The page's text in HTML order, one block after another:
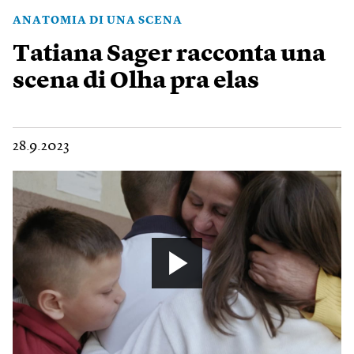
ANATOMIA DI UNA SCENA
Tatiana Sager racconta una
scena di Olha pra elas
28.9.2023